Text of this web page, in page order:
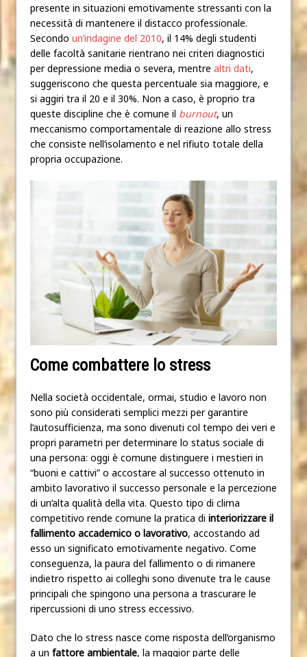
presente in situazioni emotivamente stressanti con la
necessità di mantenere il distacco professionale.
Secondo un’indagine del 2010, il 14% degli studenti
delle facoltà sanitarie rientrano nei criteri diagnostici
per depressione media o severa, mentre altri dati,
suggeriscono che questa percentuale sia maggiore, e
si aggiri tra il 20 e il 30%. Non a caso, è proprio tra
queste discipline che è comune il burnout, un
meccanismo comportamentale di reazione allo stress
che consiste nell’isolamento e nel rifiuto totale della
propria occupazione.
Come combattere lo stress
Nella società occidentale, ormai, studio e lavoro non
sono più considerati semplici mezzi per garantire
l’autosufficienza, ma sono divenuti col tempo dei veri e
propri parametri per determinare lo status sociale di
una persona: oggi è comune distinguere i mestieri in
“buoni e cattivi” o accostare al successo ottenuto in
ambito lavorativo il successo personale e la percezione
di un’alta qualità della vita. Questo tipo di clima
competitivo rende comune la pratica di interiorizzare il
fallimento accademico o lavorativo, accostando ad
esso un significato emotivamente negativo. Come
conseguenza, la paura del fallimento o di rimanere
indietro rispetto ai colleghi sono divenute tra le cause
principali che spingono una persona a trascurare le
ripercussioni di uno stress eccessivo.
Dato che lo stress nasce come risposta dell’organismo
a un fattore ambientale, la maggior parte delle